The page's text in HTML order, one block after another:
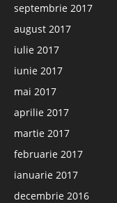
septembrie 2017
august 2017
iulie 2017
iunie 2017
mai 2017
aprilie 2017
martie 2017
februarie 2017
ianuarie 2017
decembrie 2016